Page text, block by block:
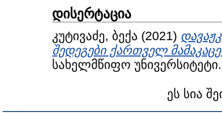
დისერტაცია
კუტივაძე, ბექა (2021)
შედეგები ქართველ
სახელმწიფო უნივერსიტეტი.
ეს სია